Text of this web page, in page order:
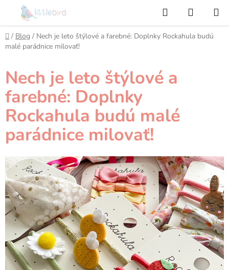
obsah
Hľadať
KOŠÍK
Domov
/ Blog / Nech je leto štýlové a farebné: Doplnky Rockahula budú
malé parádnice milovať!
Nech je leto štýlové a
farebné: Doplnky
Rockahula budú malé
parádnice milovať!